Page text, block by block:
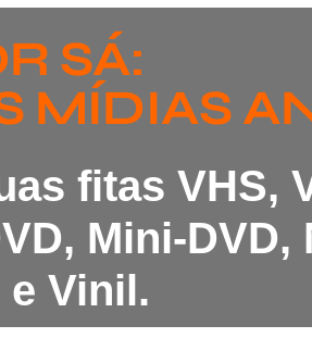
SÁ:
MÍDIAS
fitas VHS,
Mini-DVD,
Vinil.